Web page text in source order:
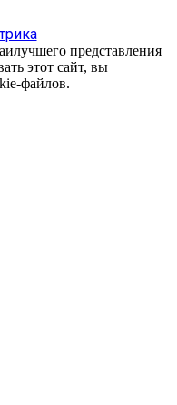
представления
этот сайт, вы
файлов.